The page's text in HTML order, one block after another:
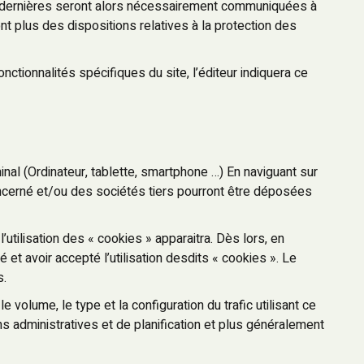
seront alors nécessairement communiquées à
plus des dispositions relatives à la protection des
spécifiques du site, l’éditeur indiquera ce
(Ordinateur, tablette, smartphone …) En naviguant sur
et/ou des sociétés tiers pourront être déposées
des « cookies » apparaitra. Dès lors, en
avoir accepté l’utilisation desdits « cookies ». Le
volume, le type et la configuration du trafic utilisant ce
administratives et de planification et plus généralement